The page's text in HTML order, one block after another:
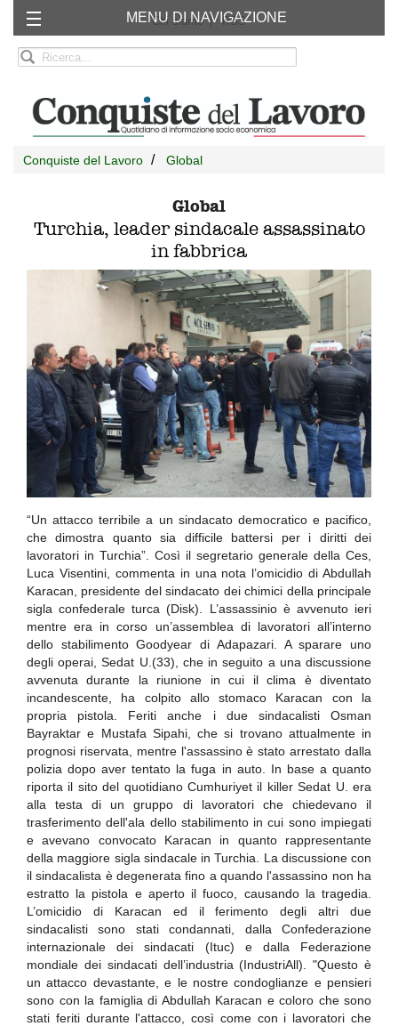
Chi siamo RSS
MENU DI NAVIGAZIONE
Conquiste del Lavoro Global
Global
Turchia, leader sindacale assassinato
in fabbrica
“Un attacco terribile a un sindacato democratico e pacifico,
che dimostra quanto sia difficile battersi per i diritti dei
lavoratori in Turchia”. Così il segretario generale della Ces,
Luca Visentini, commenta in una nota l’omicidio di Abdullah
Karacan, presidente del sindacato dei chimici della principale
sigla confederale turca (Disk). L’assassinio è avvenuto ieri
mentre era in corso un’assemblea di lavoratori all’interno
dello stabilimento Goodyear di Adapazari. A sparare uno
degli operai, Sedat U.(33), che in seguito a una discussione
avvenuta durante la riunione in cui il clima è diventato
incandescente, ha colpito allo stomaco Karacan con la
propria pistola. Feriti anche i due sindacalisti Osman
Bayraktar e Mustafa Sipahi, che si trovano attualmente in
prognosi riservata, mentre l'assassino è stato arrestato dalla
polizia dopo aver tentato la fuga in auto. In base a quanto
riporta il sito del quotidiano Cumhuriyet il killer Sedat U. era
alla testa di un gruppo di lavoratori che chiedevano il
trasferimento dell'ala dello stabilimento in cui sono impiegati
e avevano convocato Karacan in quanto rappresentante
della maggiore sigla sindacale in Turchia. La discussione con
il sindacalista è degenerata fino a quando l'assassino non ha
estratto la pistola e aperto il fuoco, causando la tragedia.
L’omicidio di Karacan ed il ferimento degli altri due
sindacalisti sono stati condannati, dalla Confederazione
internazionale dei sindacati (Ituc) e dalla Federazione
mondiale dei sindacati dell’industria (IndustriAll). "Questo è
un attacco devastante, e le nostre condoglianze e pensieri
sono con la famiglia di Abdullah Karacan e coloro che sono
stati feriti durante l'attacco, così come con i lavoratori che